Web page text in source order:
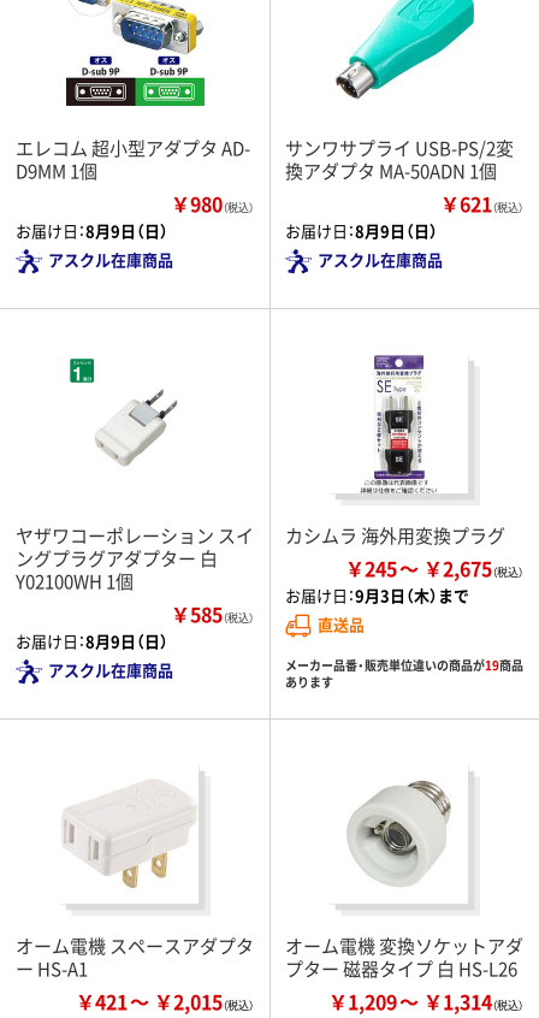
エレコム 超小型アダプタ AD-
D9MM 1個
￥980（税込）
お届け日：8月9日（日）
アスクル在庫商品
サンワサプライ USB-PS/2変
換アダプタ MA-50ADN 1個
￥621（税込）
お届け日：8月9日（日）
アスクル在庫商品
ヤザワコーポレーション スイ
ングプラグアダプター 白
Y02100WH 1個
￥585（税込）
お届け日：8月9日（日）
アスクル在庫商品
カシムラ 海外用変換プラグ
￥245 ￥2,675
お届け日：9月3日（木）まで
直送品
メーカー品番・販売単位違いの商品が19商品
あります
オーム電機 スペースアダプタ
ー HS-A1
￥421 ￥2,015
オーム電機 変換ソケットアダ
プター 磁器タイプ 白 HS-L26
￥1,209 ￥1,314